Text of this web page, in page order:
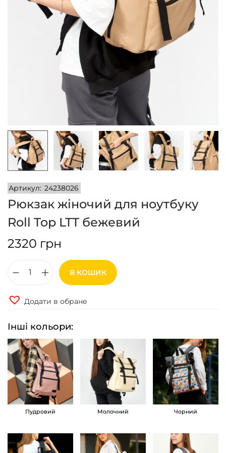
n
Артикул: 24238026
Рюкзак жіночий для ноутбуку
Roll Top LTT бежевий
2320 грн
к
к
ж
і
н
о
и
В КОШИК
Додати в обране
Інші кольори:
Пудровий Молочний Чорний